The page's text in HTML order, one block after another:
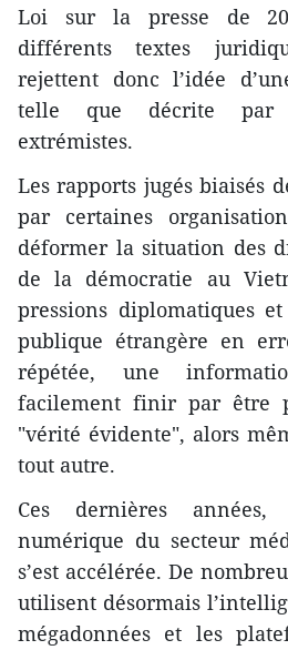
Loi sur la presse de
différents textes
rejettent donc l’idée
telle que décrite par
extrémistes.
Les rapports jugés biaisés
par certaines
déformer la situation des
de la démocratie au
pressions diplomatiques
publique étrangère en
répétée, une
facilement finir par être
"vérité évidente", alors
tout autre.
Ces dernières années,
numérique du secteur
s’est accélérée. De
utilisent désormais
mégadonnées et les